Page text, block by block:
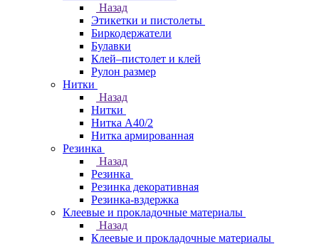
Назад
Этикетки и пистолеты
Биркодержатели
Булавки
Клей–пистолет и клей
Рулон размер
Нитки
Назад
Нитки
Нитка А40/2
Нитка армированная
Резинка
Назад
Резинка
Резинка декоративная
Резинка-вздержка
Клеевые и прокладочные материалы
Назад
Клеевые и прокладочные материалы